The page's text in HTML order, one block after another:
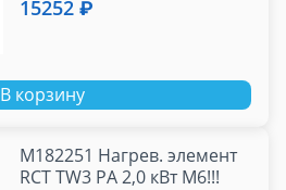
15252 ₽
В корзину
М182251 Нагрев. элемент
RCT TW3 PA 2,0 кВт M6!!!